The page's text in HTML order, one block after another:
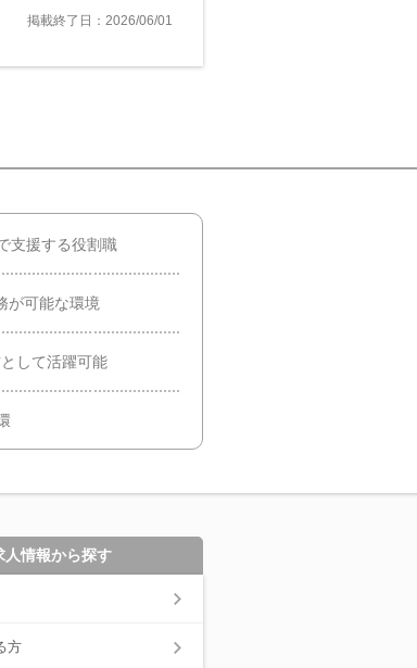
掲載終了日：2026/06/01
支援する役割職
が可能な環境
して活躍可能
人情報から探す
方